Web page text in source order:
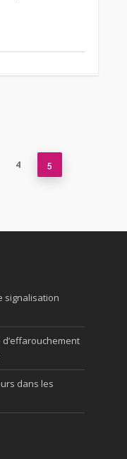
4 5
signalisation
dans les